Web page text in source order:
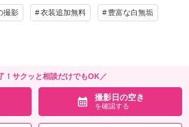
撮影 衣装追加無料 豊富な白無垢
！サクッと相談だけでもOK／
撮影日の空き
を確認する